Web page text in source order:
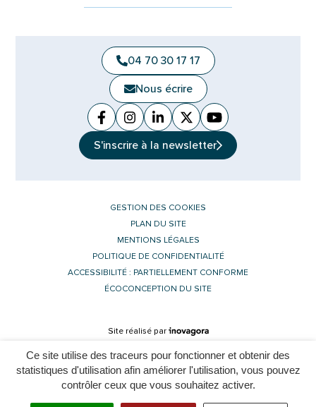
Ce site utilise des traceurs pour fonctionner et obtenir des
statistiques d'utilisation afin améliorer l'utilisation, vous pouvez
contrôler ceux que vous souhaitez activer.
04 70 30 17 17
Nous écrire
Facebook
(ouverture dans un nouvel onglet)
Instagram
(ouverture dans un nouvel
Linkedin
(ouverture dans un nouvel
X (Twitter)
(ouverture dans un
YouTube
(ouverture dans
S'inscrire à la newsletter
GESTION DES COOKIES
PLAN DU SITE
MENTIONS LÉGALES
POLITIQUE DE CONFIDENTIALITÉ
ACCESSIBILITÉ : PARTIELLEMENT CONFORME
ÉCOCONCEPTION DU SITE
Site réalisé par Inovagora (ouverture dans un nouvel